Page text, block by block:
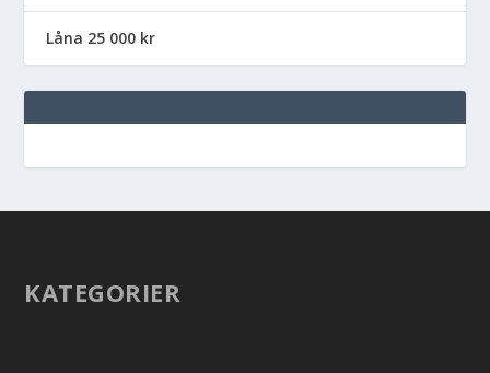
Låna 25 000 kr
KATEGORIER